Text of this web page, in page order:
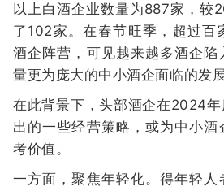
以上白酒企业数量为887家，较
了102家。在春节旺季，超过百
酒企阵营，可见越来越多酒企陷
量更为庞大的中小酒企面临的发
在此背景下，头部酒企在2024年
出的一些经营策略，或为中小酒
考价值。
一方面，聚焦年轻化。得年轻人